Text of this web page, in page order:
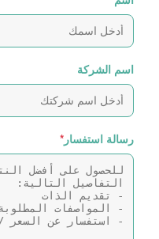
اسم الشركة
رسالة استفسار *